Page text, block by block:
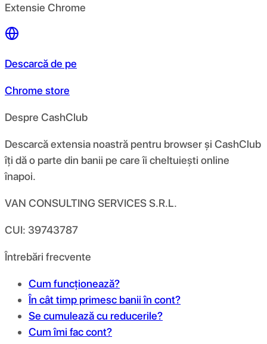
Extensie Chrome
Descarcă de pe
Chrome store
Despre CashClub
Descarcă extensia noastră pentru browser și CashClub
îți dă o parte din banii pe care îi cheltuiești online
înapoi.
VAN CONSULTING SERVICES S.R.L.
CUI: 39743787
Întrebări frecvente
Cum funcționează?
În cât timp primesc banii în cont?
Se cumulează cu reducerile?
Cum îmi fac cont?